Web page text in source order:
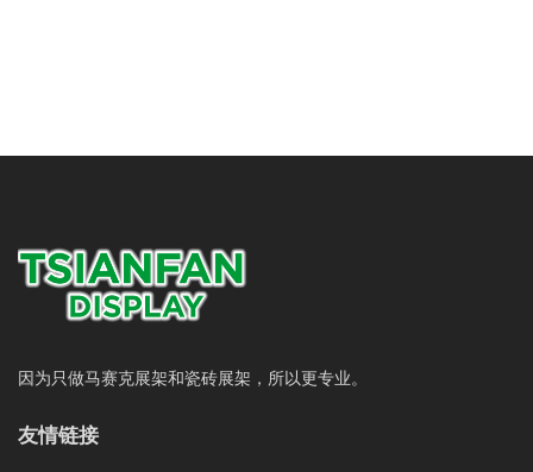
因为只做马赛克展架和瓷砖展架，所以更专业。
友情链接